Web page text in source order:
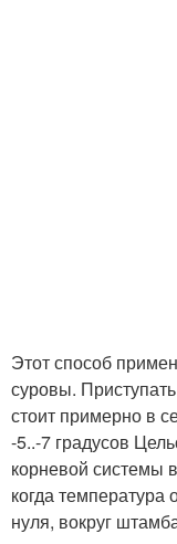
Этот способ
суровы.
стоит примерно в
-5..-7 градусов
корневой системы
когда температура
нуля, вокруг